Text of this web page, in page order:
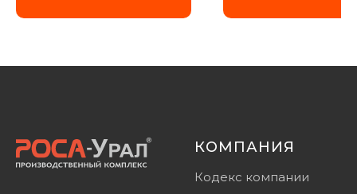
КОМПАНИЯ
Кодекс компании